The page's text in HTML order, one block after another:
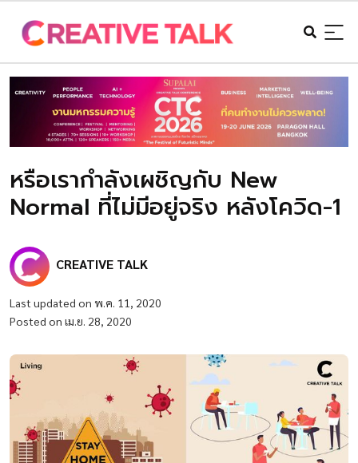
หรือเรากำลังเผชิญกับ New
Normal ที่ไม่มีอยู่จริง หลังโควิด-1
CREATIVE TALK
Last updated on พ.ค. 11, 2020
Posted on เม.ย. 28, 2020